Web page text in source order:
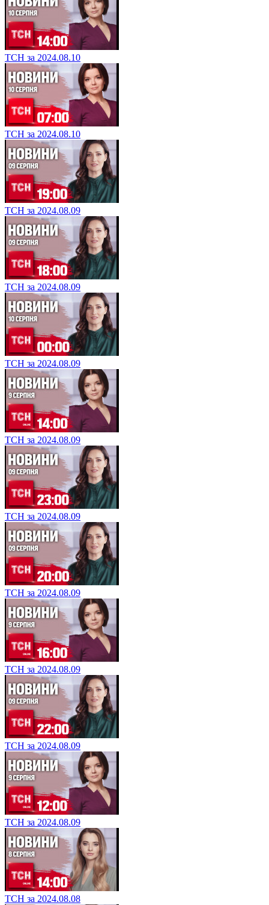
ТСН за 2024.08.10
ТСН за 2024.08.10
ТСН за 2024.08.09
ТСН за 2024.08.09
ТСН за 2024.08.09
ТСН за 2024.08.09
ТСН за 2024.08.09
ТСН за 2024.08.09
ТСН за 2024.08.09
ТСН за 2024.08.09
ТСН за 2024.08.09
ТСН за 2024.08.08